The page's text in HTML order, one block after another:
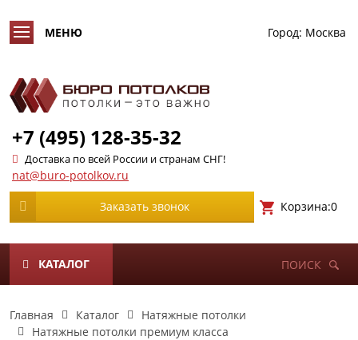
Город: Москва
+7 (495) 128-35-32
Доставка по всей России и странам СНГ!
nat@buro-potolkov.ru
Заказать звонок Корзина:0
КАТАЛОГ ПОИСК
Главная Каталог
Натяжные потолки
Натяжные потолки премиум класса